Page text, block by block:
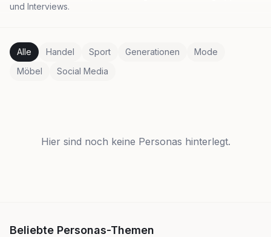
und Interviews.
Alle Handel Sport Generationen
Mode
Möbel
Social Media
Hier sind noch keine Personas hinterlegt.
Beliebte Personas-Themen